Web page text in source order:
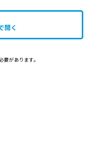
開く
があります。